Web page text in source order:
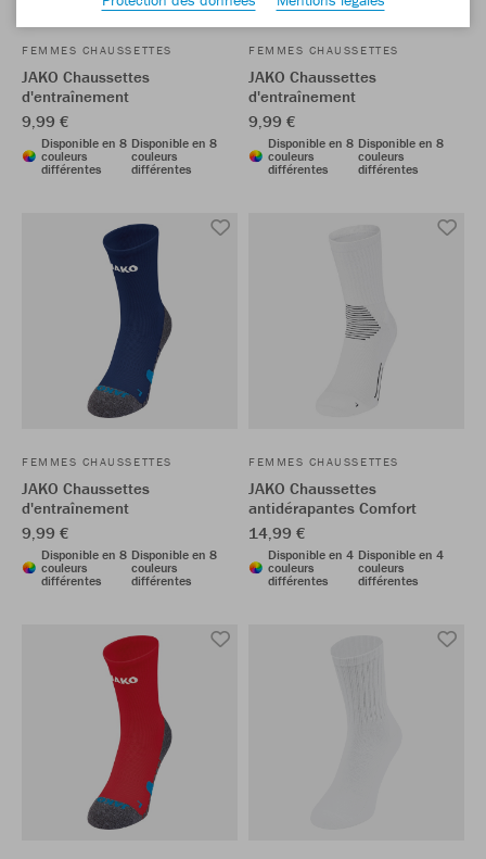
FEMMES CHAUSSETTES
JAKO Chaussettes
d'entraînement
9,99 €
Disponible en 8
couleurs
différentes
Disponible en 8
couleurs
différentes
FEMMES CHAUSSETTES
JAKO Chaussettes
d'entraînement
9,99 €
Disponible en 8
couleurs
différentes
Disponible en 8
couleurs
différentes
FEMMES CHAUSSETTES
JAKO Chaussettes
d'entraînement
9,99 €
Disponible en 8
couleurs
différentes
Disponible en 8
couleurs
différentes
FEMMES CHAUSSETTES
JAKO Chaussettes
antidérapantes Comfort
14,99 €
Disponible en 4
couleurs
différentes
Disponible en 4
couleurs
différentes